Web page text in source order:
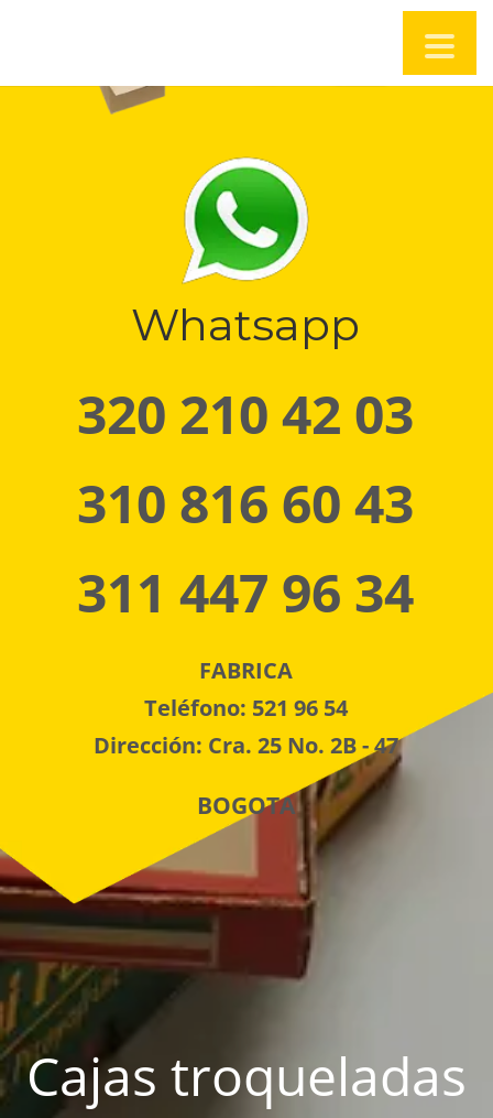
Whatsapp
320 210 42 03
310 816 60 43
311 447 96 34
FABRICA
Teléfono: 521 96 54
Dirección: Cra. 25 No. 2B - 47
BOGOTA
Cajas troqueladas